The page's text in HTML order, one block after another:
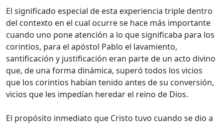
El significado especial de esta experiencia triple dentro
del contexto en el cual ocurre se hace más importante
cuando uno pone atención a lo que significaba para los
corintios, para el apóstol Pablo el lavamiento,
santificación y justificación eran parte de un acto divino
que, de una forma dinámica, superó todos los vicios
que los corintios habían tenido antes de su conversión,
vicios que les impedían heredar el reino de Dios.
El propósito inmediato que Cristo tuvo cuando se dio a